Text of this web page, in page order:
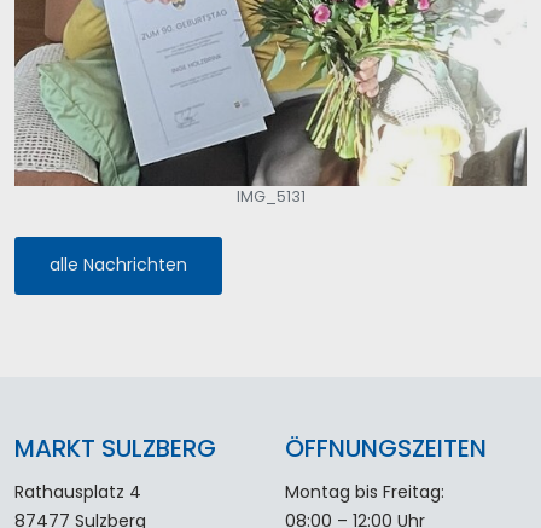
IMG_5131
alle Nachrichten
MARKT SULZBERG
Rathausplatz 4
87477 Sulzberg
ÖFFNUNGSZEITEN
Montag bis Freitag:
08:00 – 12:00 Uhr